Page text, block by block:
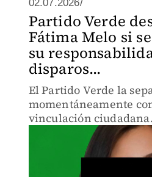
02.07.2026/
Partido Verde
Fátima Melo si
su
disparos...
El Partido Verde la
momentáneamente
vinculación ciudadana.